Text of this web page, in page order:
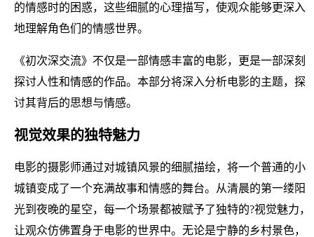
的情感时的困惑，这些细腻的心理描写，使观众能够更深入
地理解角色们的情感世界。
《初次深交流》不仅是一部情感丰富的电影，更是一部深刻
探讨人性和情感的作品。本部分将深入分析电影的主题，探
讨其背后的思想与情感。
视觉效果的独特魅力
电影的摄影师通过对城镇风景的细腻描绘，将一个普通的小
城镇变成了一个充满故事和情感的舞台。从清晨的第一缕阳
光到夜晚的星空，每一个场景都被赋予了独特的?视觉魅力，
让观众仿佛置身于电影的世界中。无论是宁静的乡村景色，